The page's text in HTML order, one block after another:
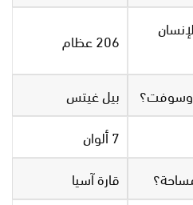
206 عظام
بيل غيتس
7 ألوان
قارة آسيا